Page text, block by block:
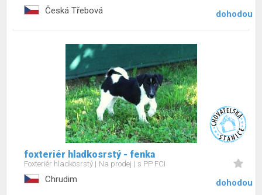
Česká Třebová dohodou
foxteriér hladkosrstý - fenka
Foxteriér hladkosrstý Na prodej s PP FCI
Chrudim dohodou